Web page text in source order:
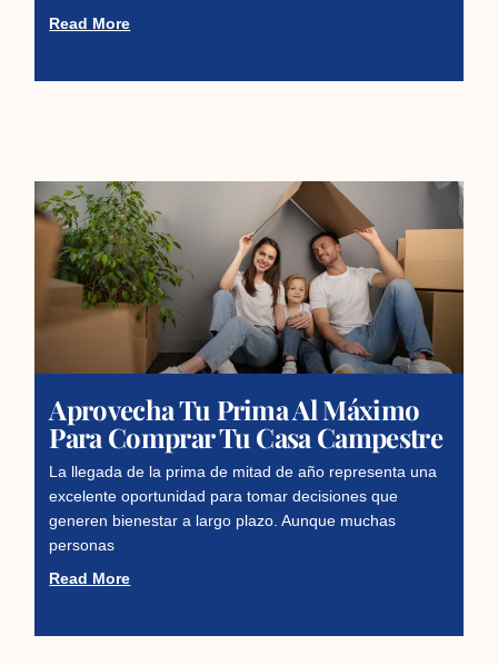
Read More
Aprovecha Tu Prima Al Máximo
Para Comprar Tu Casa Campestre
La llegada de la prima de mitad de año representa una
excelente oportunidad para tomar decisiones que
generen bienestar a largo plazo. Aunque muchas
personas
Read More